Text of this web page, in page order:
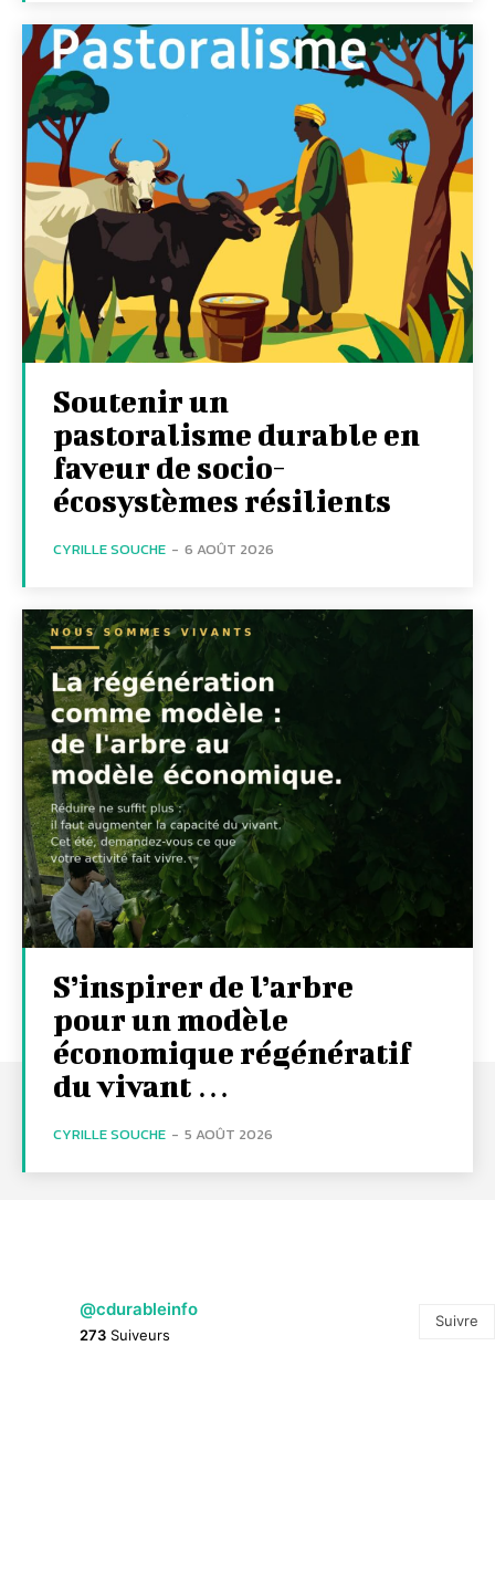
Soutenir un
pastoralisme durable en
faveur de socio-
écosystèmes résilients
CYRILLE SOUCHE - 6 AOÛT 2026
S’inspirer de l’arbre
pour un modèle
économique régénératif
du vivant …
CYRILLE SOUCHE - 5 AOÛT 2026
@cdurableinfo
273 Suiveurs
Suivre